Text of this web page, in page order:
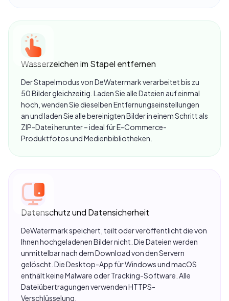
Wasserzeichen im Stapel entfernen
Der Stapelmodus von DeWatermark verarbeitet bis zu
50 Bilder gleichzeitig. Laden Sie alle Dateien auf einmal
hoch, wenden Sie dieselben Entfernungseinstellungen
an und laden Sie alle bereinigten Bilder in einem Schritt als
ZIP-Datei herunter – ideal für E-Commerce-
Produktfotos und Medienbibliotheken.
Datenschutz und Datensicherheit
DeWatermark speichert, teilt oder veröffentlicht die von
Ihnen hochgeladenen Bilder nicht. Die Dateien werden
unmittelbar nach dem Download von den Servern
gelöscht. Die Desktop-App für Windows und macOS
enthält keine Malware oder Tracking-Software. Alle
Dateiübertragungen verwenden HTTPS-
Verschlüsselung.
Esther Howard
20. August 2023
auf den Markt gekommen sind, aber dieses Tool ist
großartig in dem, was es tut.
Cameron Williamson
10. November 2023